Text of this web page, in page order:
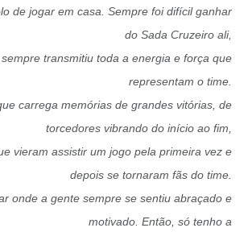
de jogar em casa. Sempre foi difícil ganhar
do Sada Cruzeiro ali,
transmitiu toda a energia e força que
representam o time.
carrega memórias de grandes vitórias, de
torcedores vibrando do início ao fim,
vieram assistir um jogo pela primeira vez e
depois se tornaram fãs do time.
onde a gente sempre se sentiu abraçado e
motivado. Então, só tenho a